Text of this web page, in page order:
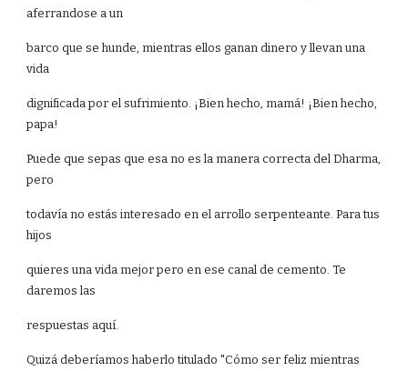
aferrandose a un
barco que se hunde, mientras ellos ganan dinero y llevan una
vida
dignificada por el sufrimiento. ¡Bien hecho, mamá! ¡Bien hecho,
papa!
Puede que sepas que esa no es la manera correcta del Dharma,
pero
todavía no estás interesado en el arrollo serpenteante. Para tus
hijos
quieres una vida mejor pero en ese canal de cemento. Te
daremos las
respuestas aquí.
Quizá deberíamos haberlo titulado "Cómo ser feliz mientras